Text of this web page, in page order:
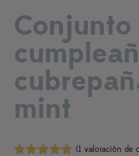
mint
(1 valoración de